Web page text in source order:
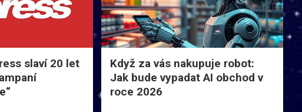
slaví 20 let
Když za vás nakupuje robot:
Jak bude vypadat AI obchod v
roce 2026